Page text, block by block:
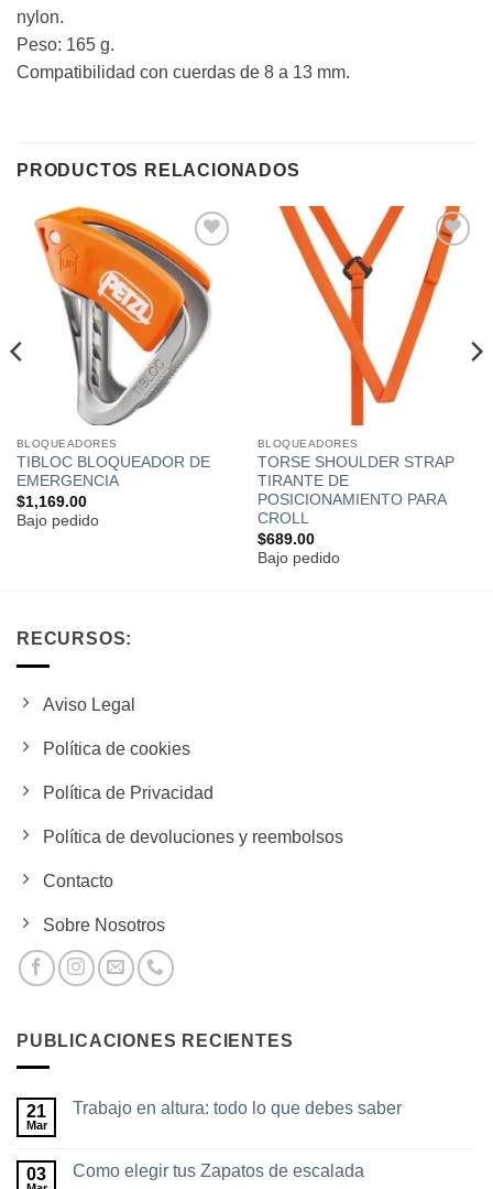
nylon.
Peso: 165 g.
Compatibilidad con cuerdas de 8 a 13 mm.
PRODUCTOS RELACIONADOS
Añadir
a la
lista de
deseos
BLOQUEADORES
TIBLOC BLOQUEADOR DE
EMERGENCIA
$1,169.00
Bajo pedido
Añadir
a la
lista de
deseos
BLOQUEADORES
TORSE SHOULDER STRAP
TIRANTE DE
POSICIONAMIENTO PARA
CROLL
$689.00
Bajo pedido
RECURSOS:
Aviso Legal
Política de cookies
Política de Privacidad
Política de devoluciones y reembolsos
Contacto
Sobre Nosotros
PUBLICACIONES RECIENTES
21
Mar
Trabajo en altura: todo lo que debes saber
en
03 Como elegir tus Zapatos de escalada